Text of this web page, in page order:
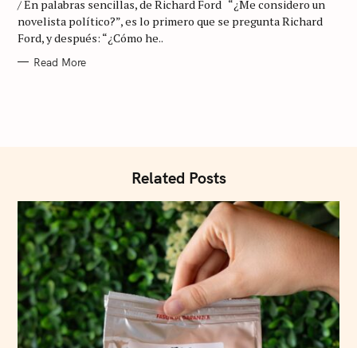
O
I
E
/ En palabras sencillas, de Richard Ford “¿Me considero un
novelista político?”, es lo primero que se pregunta Richard
Ford, y después: “¿Cómo he..
Read More
Related Posts